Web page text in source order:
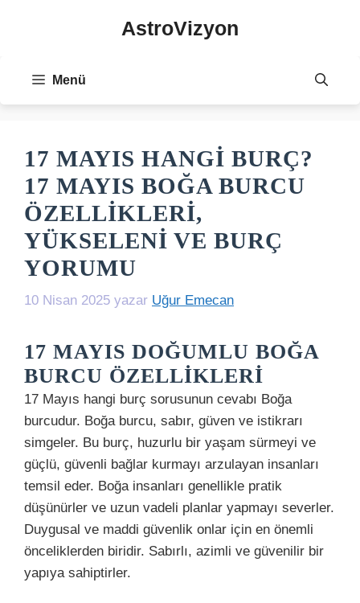
AstroVizyon
Menü
17 MAYIS HANGI BURÇ?
17 MAYIS BOĞA BURCU
ÖZELLIKLERI,
YÜKSELENI VE BURÇ
YORUMU
10 Nisan 2025 yazar Uğur Emecan
17 MAYIS DOĞUMLU BOĞA
BURCU ÖZELLIKLERI
17 Mayıs hangi burç sorusunun cevabı Boğa
burcudur. Boğa burcu, sabır, güven ve istikrarı
simgeler. Bu burç, huzurlu bir yaşam sürmeyi ve
güçlü, güvenli bağlar kurmayı arzulayan insanları
temsil eder. Boğa insanları genellikle pratik
düşünürler ve uzun vadeli planlar yapmayı severler.
Duygusal ve maddi güvenlik onlar için en önemli
önceliklerden biridir. Sabırlı, azimli ve güvenilir bir
yapıya sahiptirler.